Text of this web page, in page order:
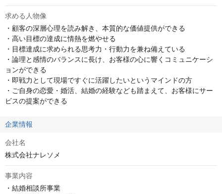
求める人物像
・顧客の深層心理を読み解き、本質的な価値提供ができる
・高い目標の達成に情熱を燃やせる
・目標達成に求められる思考力・行動力を兼ね備えている
・論理と感情のバランスに長け、お客様の心に響くコミュニケーシ
ョンができる
・即戦力として現場ですぐに活躍したいというマインドの方
・ご自身の恋愛・婚活、結婚の経験なども踏まえて、お客様にサー
ビスの提案ができる
企業情報
会社名
株式会社ナレソメ
事業内容
・結婚相談所事業